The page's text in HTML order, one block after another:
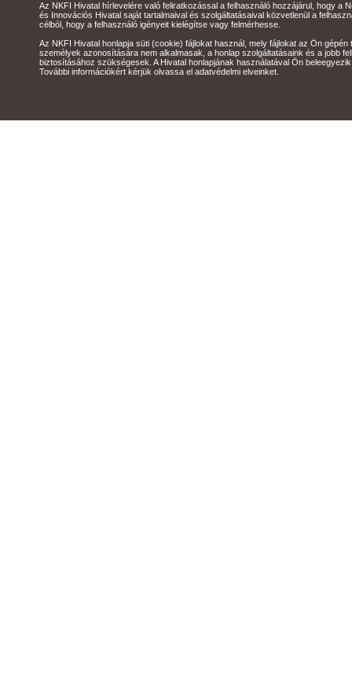
Az NKFI Hivatal hírlevelére való feliratkozással a felhasználó hozzájárul, hogy a
és Innovációs Hivatal saját tartalmaival és szolgáltatásaival közvetlenül a
célból, hogy a felhasználó igényeit kielégítse vagy felmérhesse.
Az NKFI Hivatal honlapja süti (cookie) fájlokat használ, mely fájlokat az Ön gépén
személyek azonosítására nem alkalmasak, a honlap szolgáltatásaink és a jobb
biztosításához szükségesek. A Hivatal honlapjának használatával Ön
További információkért kérjük olvassa el adatvédelmi elveinket.